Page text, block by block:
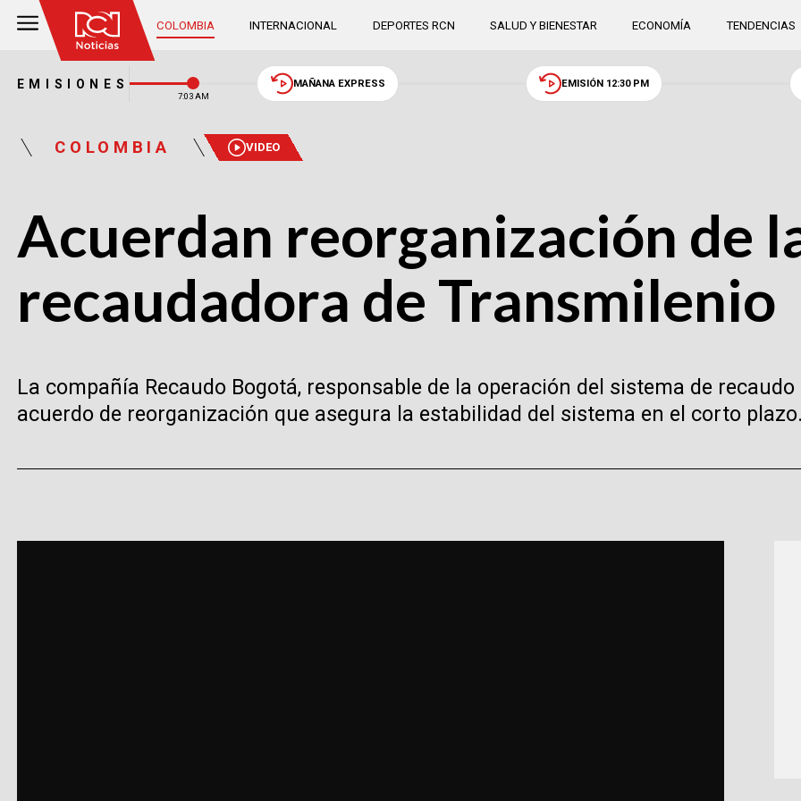
COLOMBIA INTERNACIONAL DEPORTES RCN SALUD Y BIENESTAR ECONOMÍA TENDENCIAS
EMISIONES
7:03 AM
MAÑANA EXPRESS EMISIÓN 12:30 PM
COLOMBIA VIDEO
Acuerdan reorganización de
recaudadora de Transmilenio
La compañía Recaudo Bogotá, responsable de la operación del sistema de
acuerdo de reorganización que asegura la estabilidad del sistema en el corto